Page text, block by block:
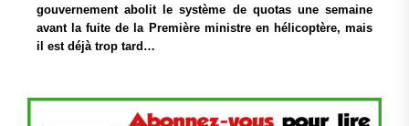
gouvernement abolit le système de quotas une semaine
avant la fuite de la Première ministre en hélicoptère, mais
il est déjà trop tard…